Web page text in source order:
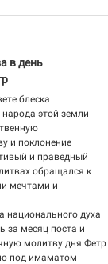
в день
блеска
этой земли
и поклонение
и праведный
обращался к
мечтами и
национального духа
за месяц поста и
молитву дня Фетр
под имаматом